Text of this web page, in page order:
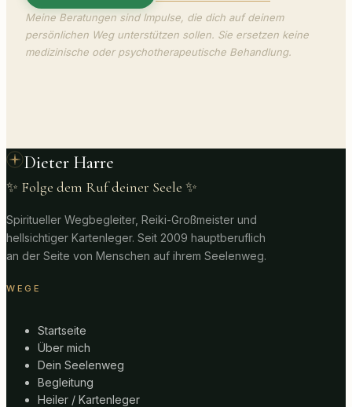
Meine Beratungen sind Impulse, die dich auf deinem
persönlichen Weg unterstützen sollen. Sie ersetzen keine
medizinische oder psychotherapeutische Behandlung.
Dieter Harre
✨ Folge dem Ruf deiner Seele ✨
Spiritueller Wegbegleiter, Reiki-Großmeister und
hellsichtiger Kartenleger. Seit 2009 hauptberuflich
an der Seite von Menschen auf ihrem Seelenweg.
WEGE
Startseite
Über mich
Dein Seelenweg
Begleitung
Heiler / Kartenleger